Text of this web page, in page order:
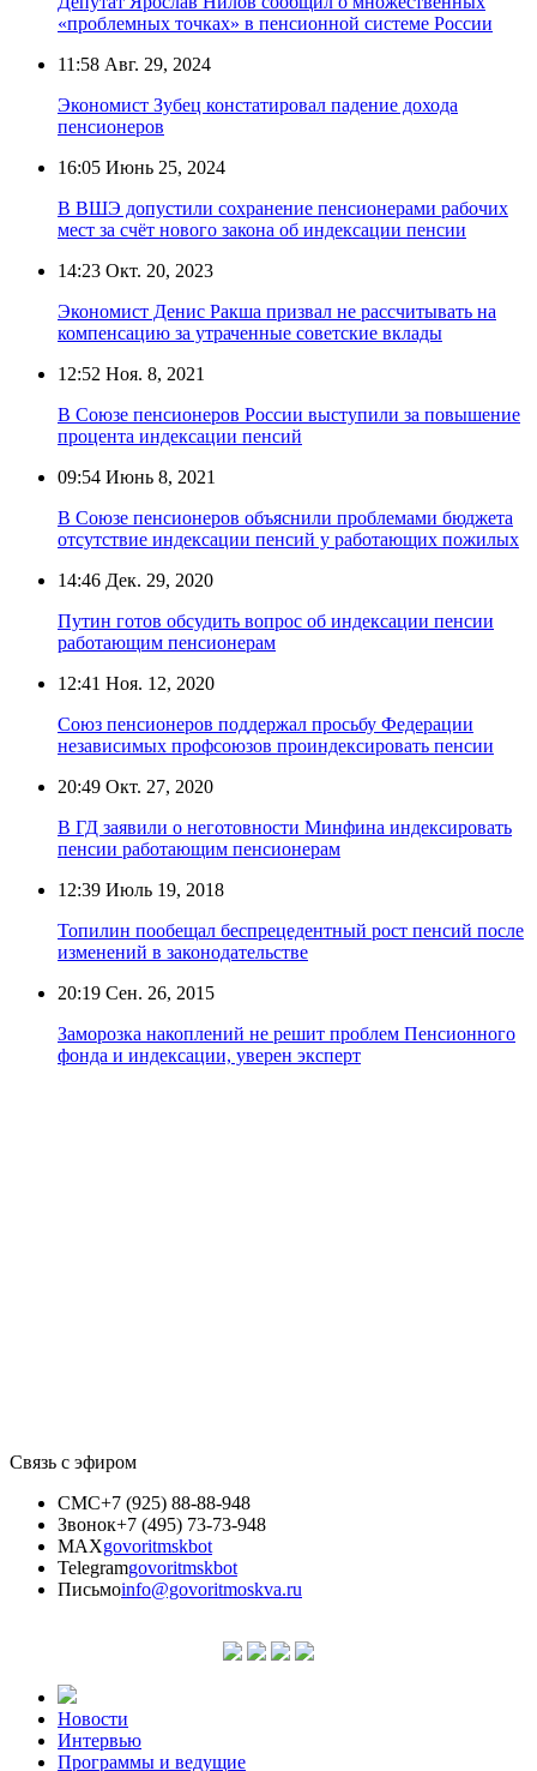
«проблемных точках» в пенсионной системе России
11:58 Авг. 29, 2024
Экономист Зубец констатировал падение дохода
пенсионеров
16:05 Июнь 25, 2024
В ВШЭ допустили сохранение пенсионерами рабочих
мест за счёт нового закона об индексации пенсии
14:23 Окт. 20, 2023
Экономист Денис Ракша призвал не рассчитывать на
компенсацию за утраченные советские вклады
12:52 Ноя. 8, 2021
В Союзе пенсионеров России выступили за повышение
процента индексации пенсий
09:54 Июнь 8, 2021
В Союзе пенсионеров объяснили проблемами бюджета
отсутствие индексации пенсий у работающих пожилых
14:46 Дек. 29, 2020
Путин готов обсудить вопрос об индексации пенсии
работающим пенсионерам
12:41 Ноя. 12, 2020
Союз пенсионеров поддержал просьбу Федерации
независимых профсоюзов проиндексировать пенсии
20:49 Окт. 27, 2020
В ГД заявили о неготовности Минфина индексировать
пенсии работающим пенсионерам
12:39 Июль 19, 2018
Топилин пообещал беспрецедентный рост пенсий после
изменений в законодательстве
20:19 Сен. 26, 2015
Заморозка накоплений не решит проблем Пенсионного
фонда и индексации, уверен эксперт
Связь с эфиром
СМС+7 (925) 88-88-948
Звонок+7 (495) 73-73-948
MAXgovoritmskbot
Telegramgovoritmskbot
Письмоinfo@govoritmoskva.ru
Новости
Интервью
Программы и ведущие